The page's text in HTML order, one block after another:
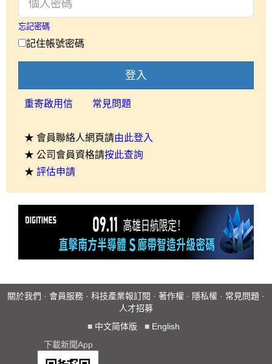
忘記密碼
記住帳號密碼
登入
重寄啟用信 常見問題
★ 會員聯絡人網頁請由此登入
★ 公司會員資格請按此查詢
★ 評估申請
關於我們 · 會員服務 · 科技產業報訂閱 · 著作權 · 隱私權 · 常見問題 ·
人才招募
■ 中文简体版 ■ English
下載新聞App